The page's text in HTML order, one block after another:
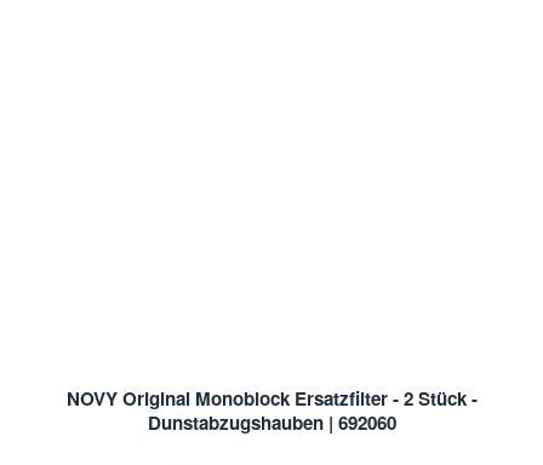
NOVY Original Monoblock Ersatzfilter - 2 Stück -
Dunstabzugshauben | 692060